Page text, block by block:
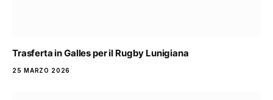
Trasferta in Galles per il Rugby Lunigiana
25 MARZO 2026